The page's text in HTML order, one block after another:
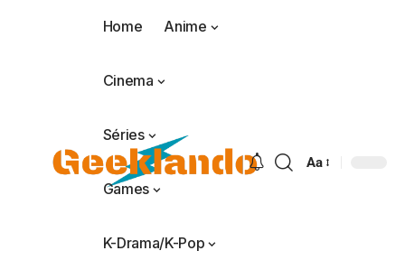
Home Anime
Cinema
Séries
Games
K-Drama/K-Pop
Aa